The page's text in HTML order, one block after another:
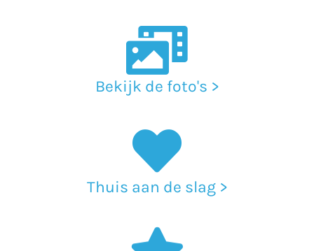
Bekijk de foto's >
Thuis aan de slag >